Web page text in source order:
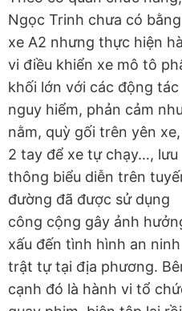
Ngọc Trinh chưa có
xe A2 nhưng thực hiện
vi điều khiển xe mô tô
khối lớn với các động tác
nguy hiểm, phản cảm
nằm, quỳ gối trên yên
2 tay để xe tự chạy…, lưu
thông biểu diễn trên
đường đã được sử dụng
công cộng gây ảnh
xấu đến tình hình an ninh
trật tự tại địa phương.
cạnh đó là hành vi tổ